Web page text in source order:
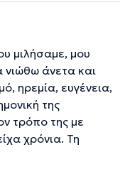
μιλήσαμε, μου
νιώθω άνετα και
ηρεμία, ευγένεια,
της
τρόπο της με
χρόνια. Τη